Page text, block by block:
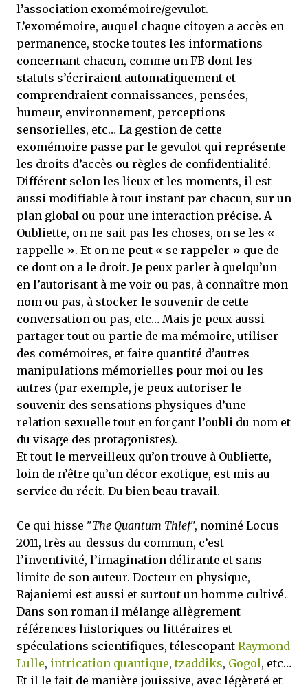
l’association exomémoire/gevulot.
L’exomémoire, auquel chaque citoyen a accès en
permanence, stocke toutes les informations
concernant chacun, comme un FB dont les
statuts s’écriraient automatiquement et
comprendraient connaissances, pensées,
humeur, environnement, perceptions
sensorielles, etc… La gestion de cette
exomémoire passe par le gevulot qui représente
les droits d’accès ou règles de confidentialité.
Différent selon les lieux et les moments, il est
aussi modifiable à tout instant par chacun, sur un
plan global ou pour une interaction précise. A
Oubliette, on ne sait pas les choses, on se les «
rappelle ». Et on ne peut « se rappeler » que de
ce dont on a le droit. Je peux parler à quelqu’un
en l’autorisant à me voir ou pas, à connaître mon
nom ou pas, à stocker le souvenir de cette
conversation ou pas, etc… Mais je peux aussi
partager tout ou partie de ma mémoire, utiliser
des comémoires, et faire quantité d’autres
manipulations mémorielles pour moi ou les
autres (par exemple, je peux autoriser le
souvenir des sensations physiques d’une
relation sexuelle tout en forçant l’oubli du nom et
du visage des protagonistes).
Et tout le merveilleux qu’on trouve à Oubliette,
loin de n’être qu’un décor exotique, est mis au
service du récit. Du bien beau travail.
Ce qui hisse "The Quantum Thief", nominé Locus
2011, très au-dessus du commun, c’est
l’inventivité, l’imagination délirante et sans
limite de son auteur. Docteur en physique,
Rajaniemi est aussi et surtout un homme cultivé.
Dans son roman il mélange allègrement
références historiques ou littéraires et
spéculations scientifiques, télescopant Raymond
Lulle, intrication quantique,tzaddiks, Gogol, etc…
Et il le fait de manière jouissive, avec légèreté et